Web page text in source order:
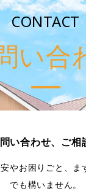
CONTACT
い合
い合わせ、ご相
やお困りごと、ま
でも構いません。